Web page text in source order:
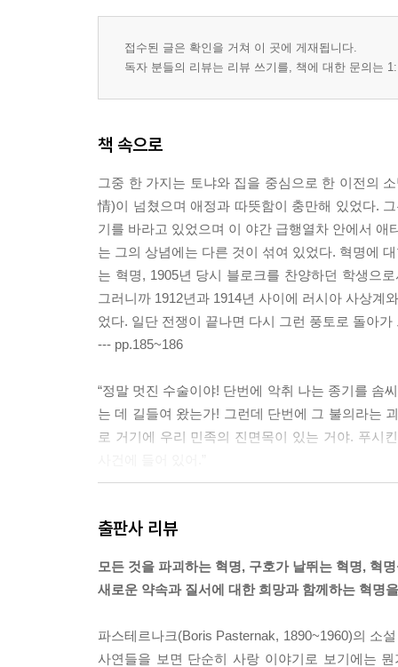
접수된 글은 확인을 거쳐 이 곳에 게재됩니다.
독자 분들의 리뷰는 리뷰 쓰기를, 책에 대한 문의는
책 속으로
그중 한 가지는 토냐와 집을 중심으로 한 이전의
情)이 넘쳤으며 애정과 따뜻함이 충만해 있었다.
기를 바라고 있었으며 이 야간 급행열차 안에서
는 그의 상념에는 다른 것이 섞여 있었다. 혁명에
는 혁명, 1905년 당시 블로크를 찬양하던 학생으
그러니까 1912년과 1914년 사이에 러시아 사상계
었다. 일단 전쟁이 끝나면 다시 그런 풍토로 돌아
--- pp.185~186
“정말 멋진 수술이야! 단번에 악취 나는 종기를 솜
는 데 길들여 왔는가! 그런데 단번에 그 불의라는
로 거기에 우리 민족의 진면목이 있는 거야. 푸시
출판사 리뷰
모든 것을 파괴하는 혁명, 구호가 날뛰는 혁명, 혁
새로운 약속과 질서에 대한 희망과 함께하는 혁명
파스테르나크(Boris Pasternak, 1890~1960)의 소
사연들을 보면 단순히 사랑 이야기로 보기에는